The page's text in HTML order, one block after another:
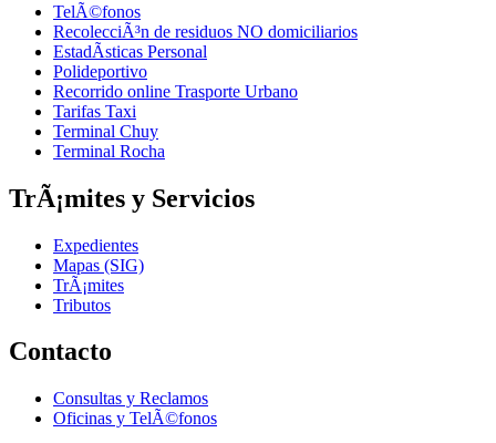
TelÃ©fonos
RecolecciÃ³n de residuos NO domiciliarios
EstadÃ­sticas Personal
Polideportivo
Recorrido online Trasporte Urbano
Tarifas Taxi
Terminal Chuy
Terminal Rocha
TrÃ¡mites y Servicios
Expedientes
Mapas (SIG)
TrÃ¡mites
Tributos
Contacto
Consultas y Reclamos
Oficinas y TelÃ©fonos